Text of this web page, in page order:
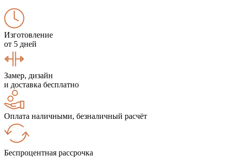
Изготовление
от 5 дней
Замер, дизайн
и доставка бесплатно
Оплата наличными, безналичный расчёт
Беспроцентная рассрочка